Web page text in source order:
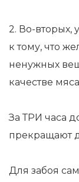
2. Во-
к тому, что
ненужных
качестве
За ТРИ часа
прекращают
Для забоя